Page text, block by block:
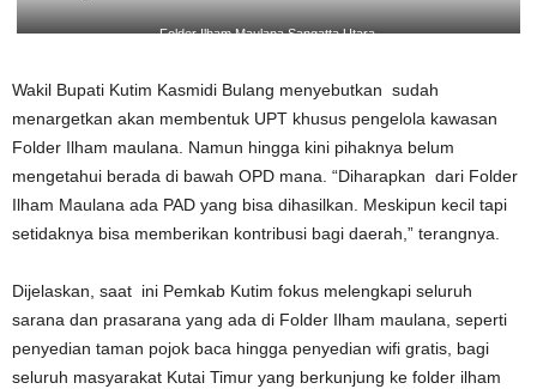
Folder Ilham Maulana Sangatta Utara.
Wakil Bupati Kutim Kasmidi Bulang menyebutkan sudah
menargetkan akan membentuk UPT khusus pengelola kawasan
Folder Ilham maulana. Namun hingga kini pihaknya belum
mengetahui berada di bawah OPD mana. “Diharapkan dari Folder
Ilham Maulana ada PAD yang bisa dihasilkan. Meskipun kecil tapi
setidaknya bisa memberikan kontribusi bagi daerah,” terangnya.
Dijelaskan, saat ini Pemkab Kutim fokus melengkapi seluruh
sarana dan prasarana yang ada di Folder Ilham maulana, seperti
penyedian taman pojok baca hingga penyedian wifi gratis, bagi
seluruh masyarakat Kutai Timur yang berkunjung ke folder ilham